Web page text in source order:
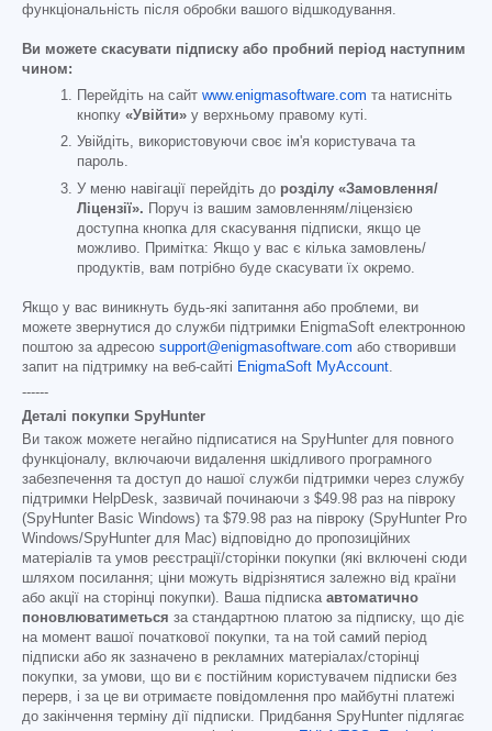
функціональність після обробки вашого відшкодування.
Ви можете скасувати підписку або пробний період наступним
чином:
Перейдіть на сайт www.enigmasoftware.com та натисніть
кнопку «Увійти» у верхньому правому куті.
Увійдіть, використовуючи своє ім'я користувача та
пароль.
У меню навігації перейдіть до розділу «Замовлення/
Ліцензії». Поруч із вашим замовленням/ліцензією
доступна кнопка для скасування підписки, якщо це
можливо. Примітка: Якщо у вас є кілька замовлень/
продуктів, вам потрібно буде скасувати їх окремо.
Якщо у вас виникнуть будь-які запитання або проблеми, ви
можете звернутися до служби підтримки EnigmaSoft електронною
поштою за адресою support@enigmasoftware.com або створивши
запит на підтримку на веб-сайті EnigmaSoft MyAccount
------
Деталі покупки SpyHunter
Ви також можете негайно підписатися на SpyHunter для повного
функціоналу, включаючи видалення шкідливого програмного
забезпечення та доступ до нашої служби підтримки через службу
підтримки HelpDesk, зазвичай починаючи з $49.98 раз на півроку
(SpyHunter Basic Windows) та $79.98 раз на півроку (SpyHunter Pro
Windows/SpyHunter для Mac) відповідно до пропозиційних
матеріалів та умов реєстрації/сторінки покупки (які включені сюди
шляхом посилання; ціни можуть відрізнятися залежно від країни
або акції на сторінці покупки). Ваша підписка автоматично
поновлюватиметься за стандартною платою за підписку, що діє
на момент вашої початкової покупки, та на той самий період
підписки або як зазначено в рекламних матеріалах/сторінці
покупки, за умови, що ви є постійним користувачем підписки без
перерв, і за це ви отримаєте повідомлення про майбутні платежі
до закінчення терміну дії підписки. Придбання SpyHunter підлягає